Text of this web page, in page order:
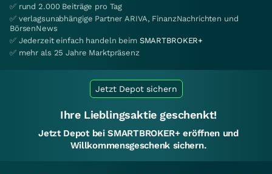
✅ rund 2.000 Beiträge pro Tag
✅ verlagsunabhängige Partner ARIVA, FinanzNachrichten und
BörsenNews
✅ Jederzeit einfach handeln beim SMARTBROKER+
✅ mehr als 25 Jahre Marktpräsenz
Jetzt Depot sichern
Ihre Lieblingsaktie geschenkt!
Jetzt Depot bei SMARTBROKER+ eröffnen und
Willkommensgeschenk sichern.